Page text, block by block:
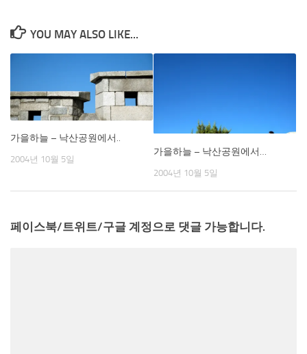
YOU MAY ALSO LIKE...
가을하늘 – 낙산공원에서..
2004년 10월 5일
가을하늘 – 낙산공원에서…
2004년 10월 5일
페이스북/트위트/구글 계정으로 댓글 가능합니다.